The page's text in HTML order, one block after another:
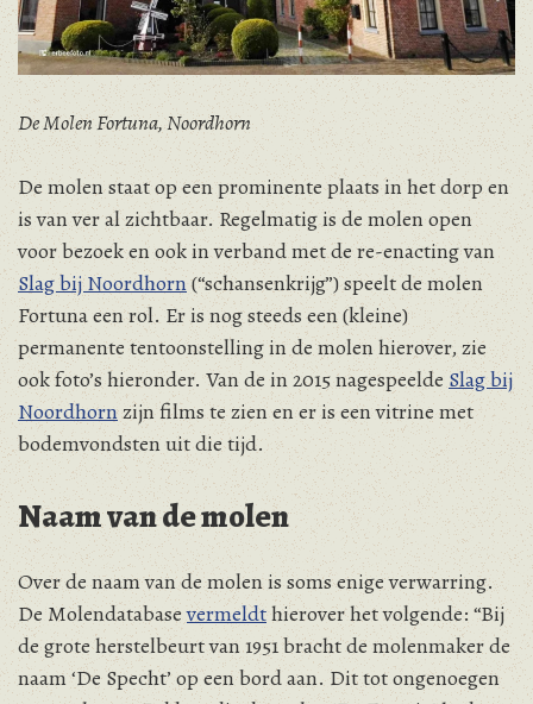
De Molen Fortuna, Noordhorn
De molen staat op een prominente plaats in het dorp en
is van ver al zichtbaar. Regelmatig is de molen open
voor bezoek en ook in verband met de re-enacting van
Slag bij Noordhorn(“schansenkrijg”) speelt de molen
Fortuna een rol. Er is nog steeds een (kleine)
permanente tentoonstelling in de molen hierover, zie
ook foto’s hieronder. Van de in 2015 nagespeeldeSlag bij
Noordhornzijn films te zien en er is een vitrine met
bodemvondsten uit die tijd.
Naam van de molen
Over de naam van de molen is soms enige verwarring.
De Molendatabasevermeldthierover het volgende: “Bij
de grote herstelbeurt van 1951 bracht de molenmaker de
naam ‘De Specht’ op een bord aan. Dit tot ongenoegen